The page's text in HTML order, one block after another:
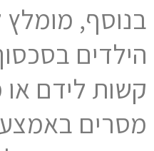
בנוסף, מומלץ
הילדים
קשות לידם
מסרים